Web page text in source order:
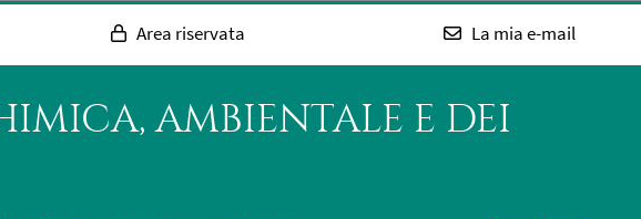
Area riservata La mia e-mail
AMBIENTALE E DEI